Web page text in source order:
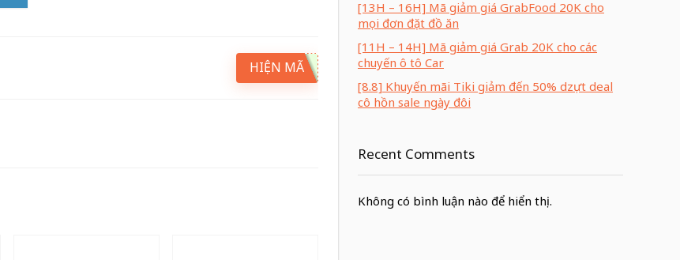
HIỆN MÃ
[13H – 16H] Mã giảm giá GrabFood 20K cho
mọi đơn đặt đồ ăn
[11H – 14H] Mã giảm giá Grab 20K cho các
chuyến ô tô Car
[8.8] Khuyến mãi Tiki giảm đến 50% dzựt deal
cô hồn sale ngày đôi
Recent Comments
Không có bình luận nào để hiển thị.